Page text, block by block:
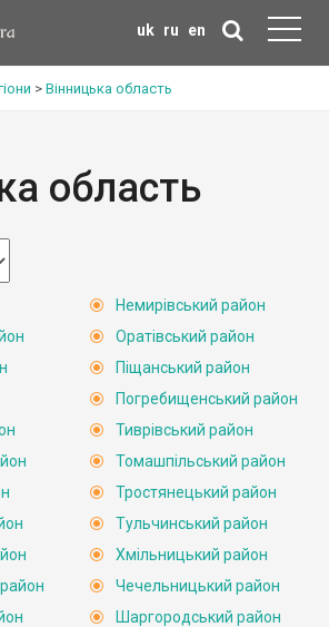
uk ru en
> Вінницька область
область
Немирівський район
Оратівський район
Піщанський район
Погребищенський район
Тиврівський район
Томашпільський район
Тростянецький район
Тульчинський район
Хмільницький район
Чечельницький район
Шаргородський район